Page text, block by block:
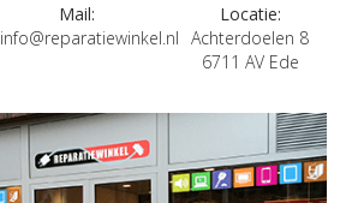
Mail:
info@reparatiewinkel.nl
Locatie:
Achterdoelen 8
6711 AV Ede